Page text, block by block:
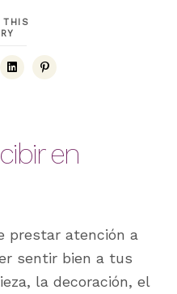
THIS
en
prestar atención a
sentir bien a tus
la decoración, el